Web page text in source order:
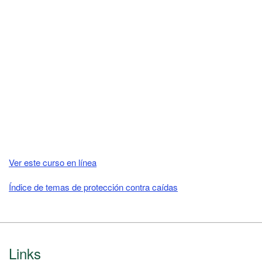
Ver este curso en línea
Índice de temas de protección contra caídas
Footer
Links